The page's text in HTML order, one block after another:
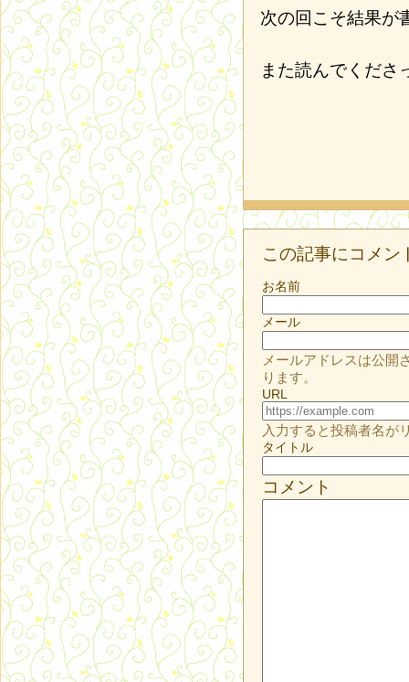
次の回こそ結果が
また読んでくださ
この記事にコメン
お名前
メール
メールアドレスは公開
ります。
URL
入力すると投稿者名が
タイトル
コメント